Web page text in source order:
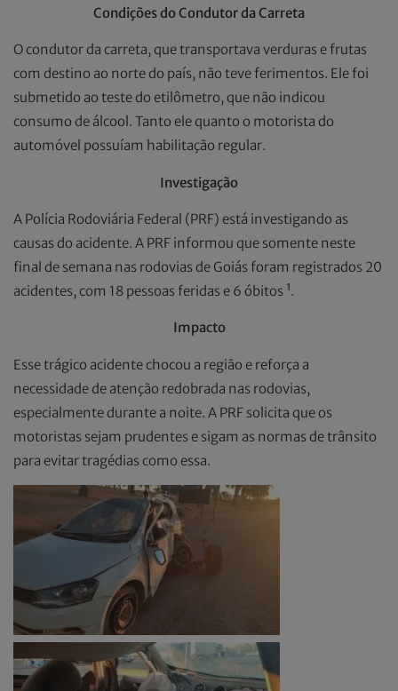
Condições do Condutor da Carreta
O condutor da carreta, que transportava verduras e frutas
com destino ao norte do país, não teve ferimentos. Ele foi
submetido ao teste do etilômetro, que não indicou
consumo de álcool. Tanto ele quanto o motorista do
automóvel possuíam habilitação regular.
Investigação
A Polícia Rodoviária Federal (PRF) está investigando as
causas do acidente. A PRF informou que somente neste
final de semana nas rodovias de Goiás foram registrados 20
acidentes, com 18 pessoas feridas e 6 óbitos ¹.
Impacto
Esse trágico acidente chocou a região e reforça a
necessidade de atenção redobrada nas rodovias,
especialmente durante a noite. A PRF solicita que os
motoristas sejam prudentes e sigam as normas de trânsito
para evitar tragédias como essa.